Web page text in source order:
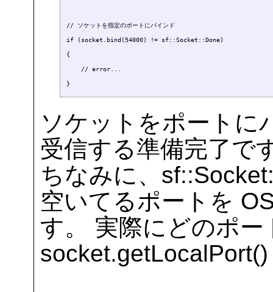
// ソケットを指定のポートにバインド
if (socket.bind(54000) != sf::Socket::Done)
{
    // error...
ソケットをポートに
受信する準備完了で
ちなみに、
空いてるポートを
す。 実際にどのポ